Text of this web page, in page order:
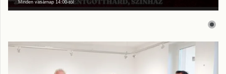
Minden vasárnap 14:00-tól